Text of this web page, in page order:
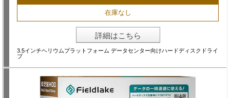
在庫なし
詳細はこちら
3.5インチヘリウムプラットフォーム データセンター向けハードディスクドライ
ブ